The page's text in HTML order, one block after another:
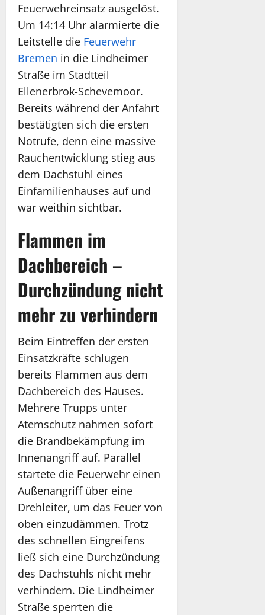
Feuerwehreinsatz ausgelöst.
Um 14:14 Uhr alarmierte die
Leitstelle die Feuerwehr
Bremen in die Lindheimer
Straße im Stadtteil
Ellenerbrok-Schevemoor.
Bereits während der Anfahrt
bestätigten sich die ersten
Notrufe, denn eine massive
Rauchentwicklung stieg aus
dem Dachstuhl eines
Einfamilienhauses auf und
war weithin sichtbar.
Flammen im
Dachbereich –
Durchzündung nicht
mehr zu verhindern
Beim Eintreffen der ersten
Einsatzkräfte schlugen
bereits Flammen aus dem
Dachbereich des Hauses.
Mehrere Trupps unter
Atemschutz nahmen sofort
die Brandbekämpfung im
Innenangriff auf. Parallel
startete die Feuerwehr einen
Außenangriff über eine
Drehleiter, um das Feuer von
oben einzudämmen. Trotz
des schnellen Eingreifens
ließ sich eine Durchzündung
des Dachstuhls nicht mehr
verhindern. Die Lindheimer
Straße sperrten die